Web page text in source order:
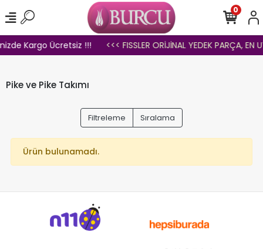
Kargo Ücretsiz !!! <<< FISSLER ORİJİNAL YEDEK PARÇA,
0
Pike ve Pike Takımı
Filtreleme Sıralama
Ürün bulunamadı.